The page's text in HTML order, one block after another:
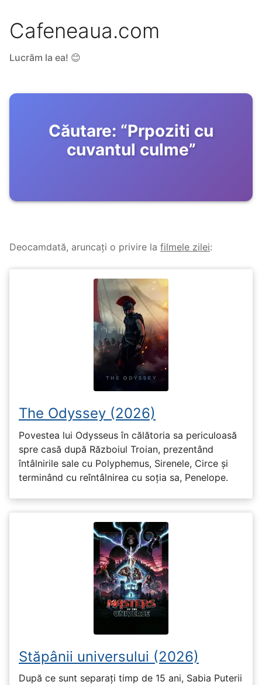
Cafeneaua.com
Lucrăm la ea! 😊
Căutare: “Prpoziti cu
cuvantul culme”
Deocamdată, aruncați o privire la filmele zilei:
The Odyssey (2026)
Povestea lui Odysseus în călătoria sa periculoasă
spre casă după Războiul Troian, prezentând
întâlnirile sale cu Polyphemus, Sirenele, Circe și
terminând cu reîntâlnirea cu soția sa, Penelope.
Stăpânii universului (2026)
După ce sunt separați timp de 15 ani, Sabia Puterii